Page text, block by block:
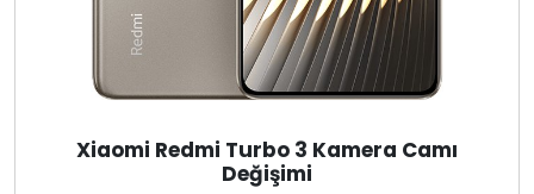
Xiaomi Redmi Turbo 3 Kamera Camı
Değişimi